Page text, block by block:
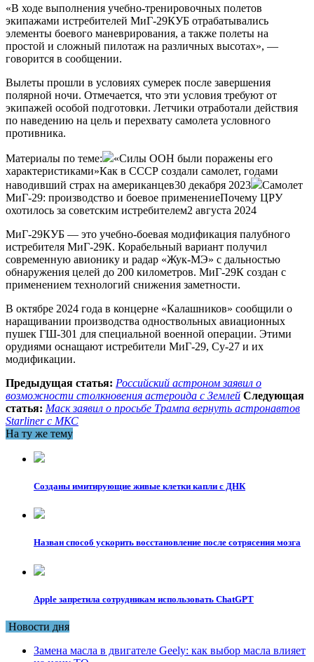
«В ходе выполнения учебно-тренировочных полетов
экипажами истребителей МиГ-29КУБ отрабатывались
элементы боевого маневрирования, а также полеты на
простой и сложный пилотаж на различных высотах», —
говорится в сообщении.
Вылеты прошли в условиях сумерек после завершения
полярной ночи. Отмечается, что эти условия требуют от
экипажей особой подготовки. Летчики отработали действия
по наведению на цель и перехвату самолета условного
противника.
Материалы по теме:
«Силы ООН были поражены его
характеристиками»Как в СССР создали самолет, годами
наводивший страх на американцев30 декабря 2023
Самолет
МиГ-29: производство и боевое применениеПочему ЦРУ
охотилось за советским истребителем2 августа 2024
МиГ-29КУБ — это учебно-боевая модификация палубного
истребителя МиГ-29К. Корабельный вариант получил
современную авионику и радар «Жук-МЭ» с дальностью
обнаружения целей до 200 километров. МиГ-29К создан с
применением технологий снижения заметности.
В октябре 2024 года в концерне «Калашников» сообщили о
наращивании производства одноствольных авиационных
пушек ГШ-301 для специальной военной операции. Этими
орудиями оснащают истребители МиГ-29, Су-27 и их
модификации.
Предыдущая статья: Российский астроном заявил о
возможности столкновения астероида с Землей Следующая
статья: Маск заявил о просьбе Трампа вернуть астронавтов
Starliner с МКС
На ту же тему
Созданы имитирующие живые клетки капли с ДНК
Назван способ ускорить восстановление после сотрясения мозга
Apple запретила сотрудникам использовать ChatGPT
Новости дня
Замена масла в двигателе Geely: как выбор масла влияет